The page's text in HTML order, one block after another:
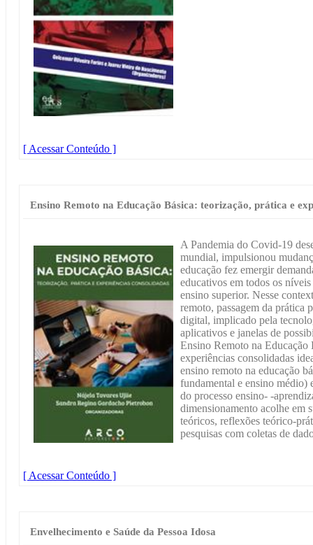
[ Acessar Conteúdo ]
Ensino Remoto na Educação Básica: teorização, prática e
A Pandemia do Covid-19
mundial, impulsionou
educação fez emergir
educativos em todos os
ensino superior. Nesse
remoto, passagem da prática
digital, implicado pela
aplicativos e janelas de
Ensino Remoto na Educação
experiências consolidadas
ensino remoto na educação
fundamental e ensino médio)
do processo ensino- -
dimensionamento acolhe em
teóricos, reflexões teórico-
pesquisas com coletas de
[ Acessar Conteúdo ]
Envelhecimento e Saúde da Pessoa Idosa